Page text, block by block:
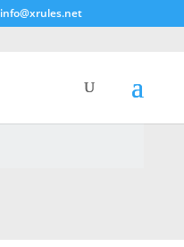
info@xrules.net